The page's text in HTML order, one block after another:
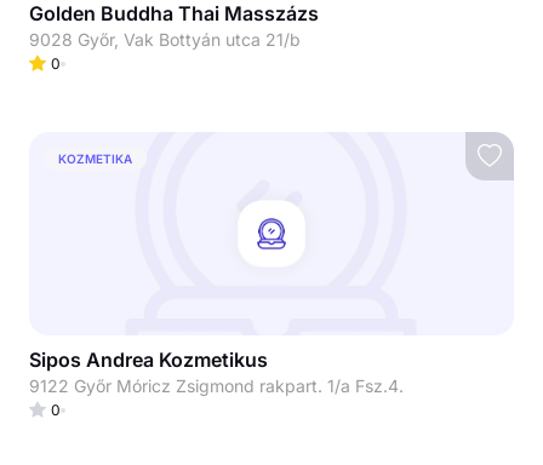
Golden Buddha Thai Masszázs
9028 Győr, Vak Bottyán utca 21/b
0
KOZMETIKA
Sipos Andrea Kozmetikus
9122 Győr Móricz Zsigmond rakpart. 1/a Fsz.4.
0